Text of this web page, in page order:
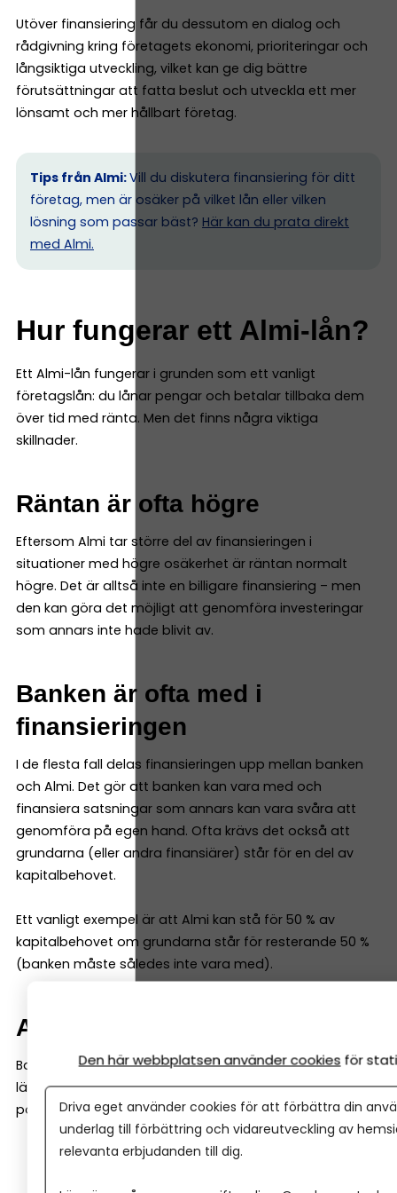
Utöver finansiering får du dessutom en dialog och
rådgivning kring företagets ekonomi, prioriteringar och
långsiktiga utveckling, vilket kan ge dig bättre
förutsättningar att fatta beslut och utveckla ett mer
lönsamt och mer hållbart företag.
Tips från Almi:Vill du diskutera finansiering för ditt
företag, men är osäker på vilket lån eller vilken
lösning som passar bäst? Här kan du prata direkt
med Almi.
Hur fungerar ett Almi-lån?
Ett Almi-lån fungerar i grunden som ett vanligt
företagslån: du lånar pengar och betalar tillbaka dem
över tid med ränta. Men det finns några viktiga
skillnader.
Räntan är ofta högre
Eftersom Almi tar större del av finansieringen i
situationer med högre osäkerhet är räntan normalt
högre. Det är alltså inte en billigare finansiering – men
den kan göra det möjligt att genomföra investeringar
som annars inte hade blivit av.
Banken är ofta med i
finansieringen
I de flesta fall delas finansieringen upp mellan banken
och Almi. Det gör att banken kan vara med och
finansiera satsningar som annars kan vara svåra att
genomföra på egen hand. Ofta krävs det också att
grundarna (eller andra finansiärer) står för en del av
kapitalbehovet.
Ett vanligt exempel är att Almi kan stå för 50 % av
kapitalbehovet om grundarna står för resterande 50 %
(banken måste således inte vara med).
Affärsidén väger tungt
Banker tittar ofta mycket på historiska siffror. Almi
lägger däremot ofta lika stor vikt vid företagets
potential. De tittar till exempel på:
affärsmodell
Den här webbplatsen använder cookies för
Driva eget använder cookies för att förbättra din
underlag till förbättring och vidareutveckling av
relevanta erbjudanden till dig.